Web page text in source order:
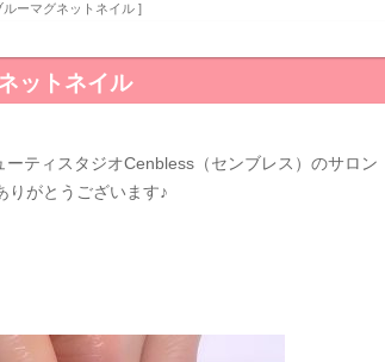
ーマグネットネイル ]
ットネイル
ティスタジオCenbless（センブレス）のサロン
りがとうございます♪